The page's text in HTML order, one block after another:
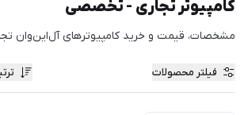
کامپیوتر تجاری - تخصصی
مشخصات، قیمت و خرید کامپیوترهای آل‌این‌وان
فیلتر محصولات